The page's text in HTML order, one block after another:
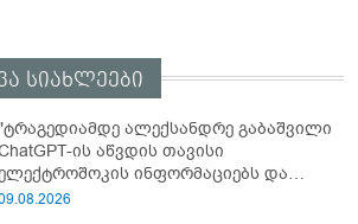
სიახლეები
ალექსანდრე გაბაშვილი
ის აწვდის თავისი
ინფორმაციებს და
გათიშავს თუ არა პიროვნებას,